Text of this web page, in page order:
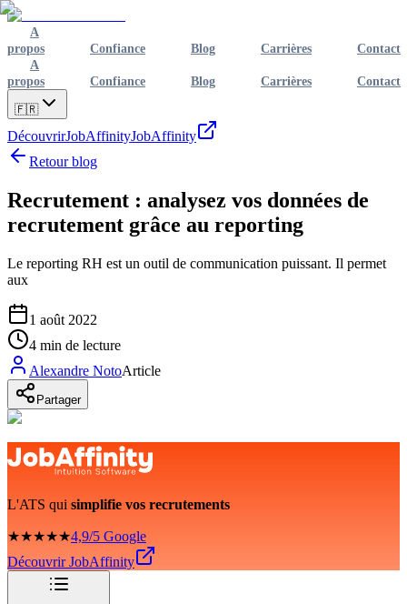
A
propos
Confiance Blog Carrières
Contact
A
propos
Confiance Blog Carrières Contact
🇫🇷
DécouvrirJobAffinityJobAffinity
Retour blog
Recrutement : analysez vos données de
recrutement grâce au reporting
Le reporting RH est un outil de communication puissant. Il permet
aux
1 août 2022
4 min de lecture
Alexandre NotoArticle
Partager
L'ATS qui simplifie vos recrutements
★★★★★4,9/5 Google
Découvrir JobAffinity